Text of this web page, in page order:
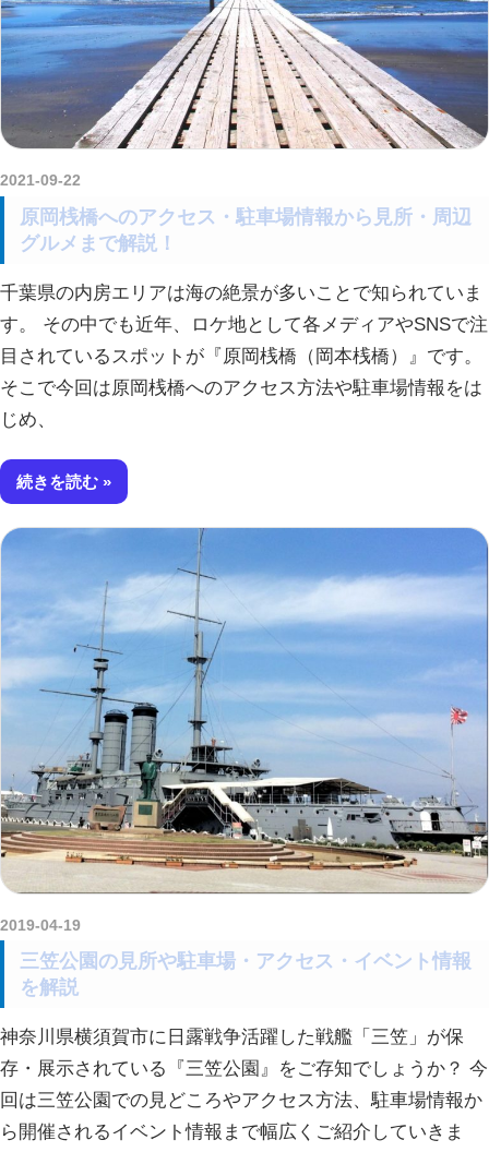
2021-09-22
原岡桟橋へのアクセス・駐車場情報から見所・周辺
グルメまで解説！
千葉県の内房エリアは海の絶景が多いことで知られていま
す。 その中でも近年、ロケ地として各メディアやSNSで注
目されているスポットが『原岡桟橋（岡本桟橋）』です。
そこで今回は原岡桟橋へのアクセス方法や駐車場情報をは
じめ、
続きを読む
2019-04-19
三笠公園の見所や駐車場・アクセス・イベント情報
を解説
神奈川県横須賀市に日露戦争活躍した戦艦「三笠」が保
存・展示されている『三笠公園』をご存知でしょうか？ 今
回は三笠公園での見どころやアクセス方法、駐車場情報か
ら開催されるイベント情報まで幅広くご紹介していきま